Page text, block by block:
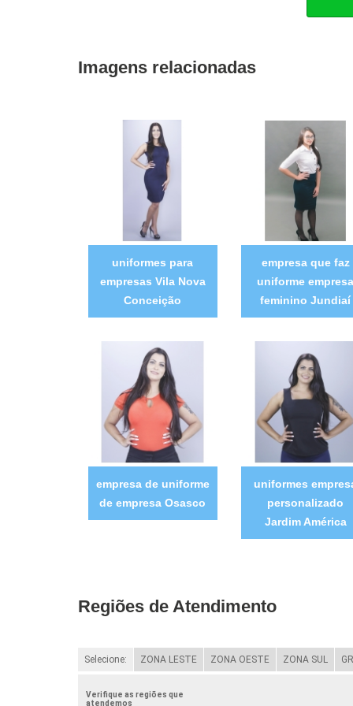
Imagens relacionadas
uniformes para
empresas Vila Nova
Conceição
empresa que faz
uniforme empresa
feminino Jundiaí
empresa de uniforme
de empresa Osasco
uniformes
personalizado
Jardim América
Regiões de Atendimento
Selecione: ZONA LESTE ZONA OESTE ZONA SUL
Verifique as regiões que
atendemos